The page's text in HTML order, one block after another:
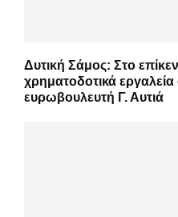
Δυτική Σάμος: Στο
χρηματοδοτικά
ευρωβουλευτή Γ. Αυτιά